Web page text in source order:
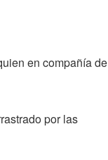
en compañía de
por las